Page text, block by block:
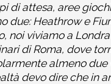
di attesa, aree
due: Heathrow e
noi viviamo a
di Roma, dove
almeno due
devo dire che in